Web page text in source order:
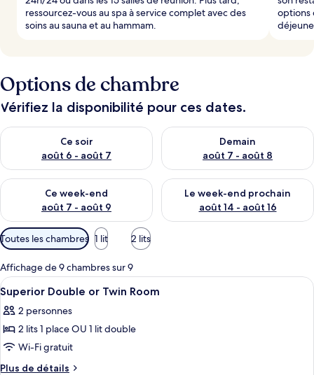
ressourcez-vous au spa à service complet avec des
soins au sauna et au hammam.
options
Options de chambre
Vérifiez la disponibilité pour ces dates.
Ce soir
août 6 - août 7
Vérifier la disponibilité pour ce soir août 6 - août 7
Demain
août 7 - août 8
Vérifier la disponibilité pour
Ce week-end
août 7 - août 9
Vérifier la disponibilité pour ce week-end août 7 - août 9
Le week-end prochain
août 14 - août 16
Vérifier la disponibilité pour
Filtres
disponibles
pour
les
chambres
Toutes les chambres 1 lit 2 lits
Affichage de 9 chambres sur 9
Afficher
toutes
les
photos
pour
ce
Une chambre d’hôtel avec deux
11
Superior Double or Twin Room
2 personnes
2 lits 1 place OU 1 lit double
Wi-Fi gratuit
Plus de détails
Plus